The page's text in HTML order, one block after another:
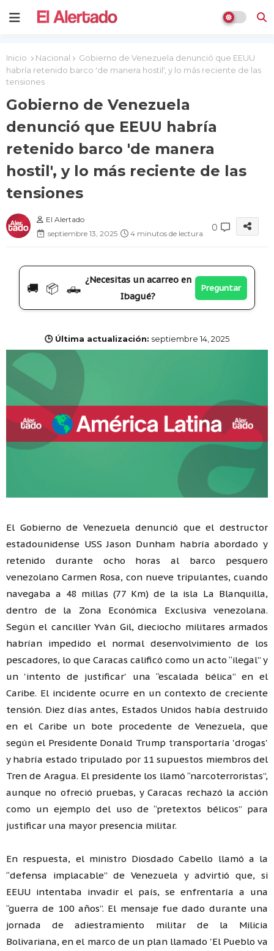
Inicio Nacional
Gobierno de Venezuela denunció que EEUU
habría retenido barco 'de manera hostil', y lo más reciente de las
tensiones
Gobierno de Venezuela
denunció que EEUU habría
retenido barco 'de manera
hostil', y lo más reciente de las
tensiones
El Alertado
septiembre 13, 2025
4 minutos de lectura
0
🚚 📦 🛻
¿Necesitas un acarreo en
Ibagué?
Preguntar
🕒 Última actualización: septiembre 14, 2025
El Gobierno de Venezuela denunció que el destructor
estadounidense USS Jason Dunham habría abordado y
retenido durante ocho horas al barco pesquero
venezolano Carmen Rosa, con nueve tripulantes, cuando
navegaba a 48 millas (77 Km) de la isla La Blanquilla,
dentro de la Zona Económica Exclusiva venezolana.
Según el canciller Yván Gil, dieciocho militares armados
habrían impedido el normal desenvolvimiento de los
pescadores, lo que Caracas calificó como un acto “ilegal” y
un 'intento de justificar' una “escalada bélica” en el
Caribe. El incidente ocurre en un contexto de creciente
tensión. Diez días antes, Estados Unidos había destruido
en el Caribe un bote procedente de Venezuela, que
según el Presidente Donald Trump transportaría 'drogas'
y habría estado tripulado por 11 supuestos miembros del
Tren de Aragua. El presidente los llamó “narcoterroristas”,
aunque no ofreció pruebas, y Caracas rechazó la acción
como un ejemplo del uso de “pretextos bélicos” para
justificar una mayor presencia militar.
En respuesta, el ministro Diosdado Cabello llamó a la
“defensa implacable” de Venezuela y advirtió que, si
EEUU intentaba invadir el país, se enfrentaría a una
“guerra de 100 años”. El mensaje fue dado durante una
jornada de adiestramiento militar de la Milicia
Bolivariana, en el marco de un plan llamado 'El Pueblo va